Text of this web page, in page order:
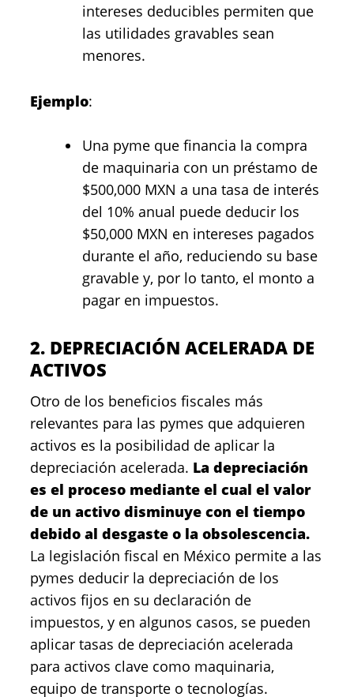
intereses deducibles permiten que
las utilidades gravables sean
menores.
Ejemplo:
Una pyme que financia la compra
de maquinaria con un préstamo de
$500,000 MXN a una tasa de interés
del 10% anual puede deducir los
$50,000 MXN en intereses pagados
durante el año, reduciendo su base
gravable y, por lo tanto, el monto a
pagar en impuestos.
2. DEPRECIACIÓN ACELERADA DE
ACTIVOS
Otro de los beneficios fiscales más
relevantes para las pymes que adquieren
activos es la posibilidad de aplicar la
depreciación acelerada. La depreciación
es el proceso mediante el cual el valor
de un activo disminuye con el tiempo
debido al desgaste o la obsolescencia.
La legislación fiscal en México permite a las
pymes deducir la depreciación de los
activos fijos en su declaración de
impuestos, y en algunos casos, se pueden
aplicar tasas de depreciación acelerada
para activos clave como maquinaria,
equipo de transporte o tecnologías.